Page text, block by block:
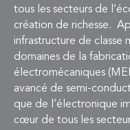
tous les secteurs de
création de richesse.
infrastructure de classe
domaines de la
électromécaniques
avancé de semi-
que de l’électronique
cœur de tous les